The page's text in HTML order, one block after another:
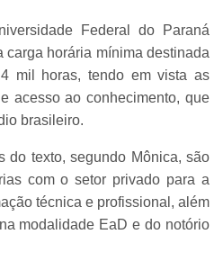
Federal do Paraná
carga horária mínima destinada
mil horas, tendo em vista as
acesso ao conhecimento, que
brasileiro.
do texto, segundo Mônica, são
com o setor privado para a
técnica e profissional, além
modalidade EaD e do notório